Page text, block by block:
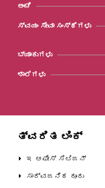
ಅಂಚೆ
ಸ್ವಯಂ ಸೇವಾ ಸಂಸ್ಥೆಗಳು
ಬ್ಯಾಂಕುಗಳು
ಶಾಲೆಗಳು
ತ್ವರಿತ ಲಿಂಕ್
ಇ ಆಫೀಸ್ ಸಿಟಿಜನ್
ಸಾರ್ವಜನಿಕ ದೂರು